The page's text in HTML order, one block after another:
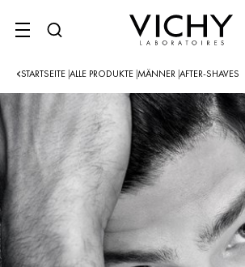
SITE MENU
STARTSEITE ALLE PRODUKTE MÄNNER AFTER-SHAVES